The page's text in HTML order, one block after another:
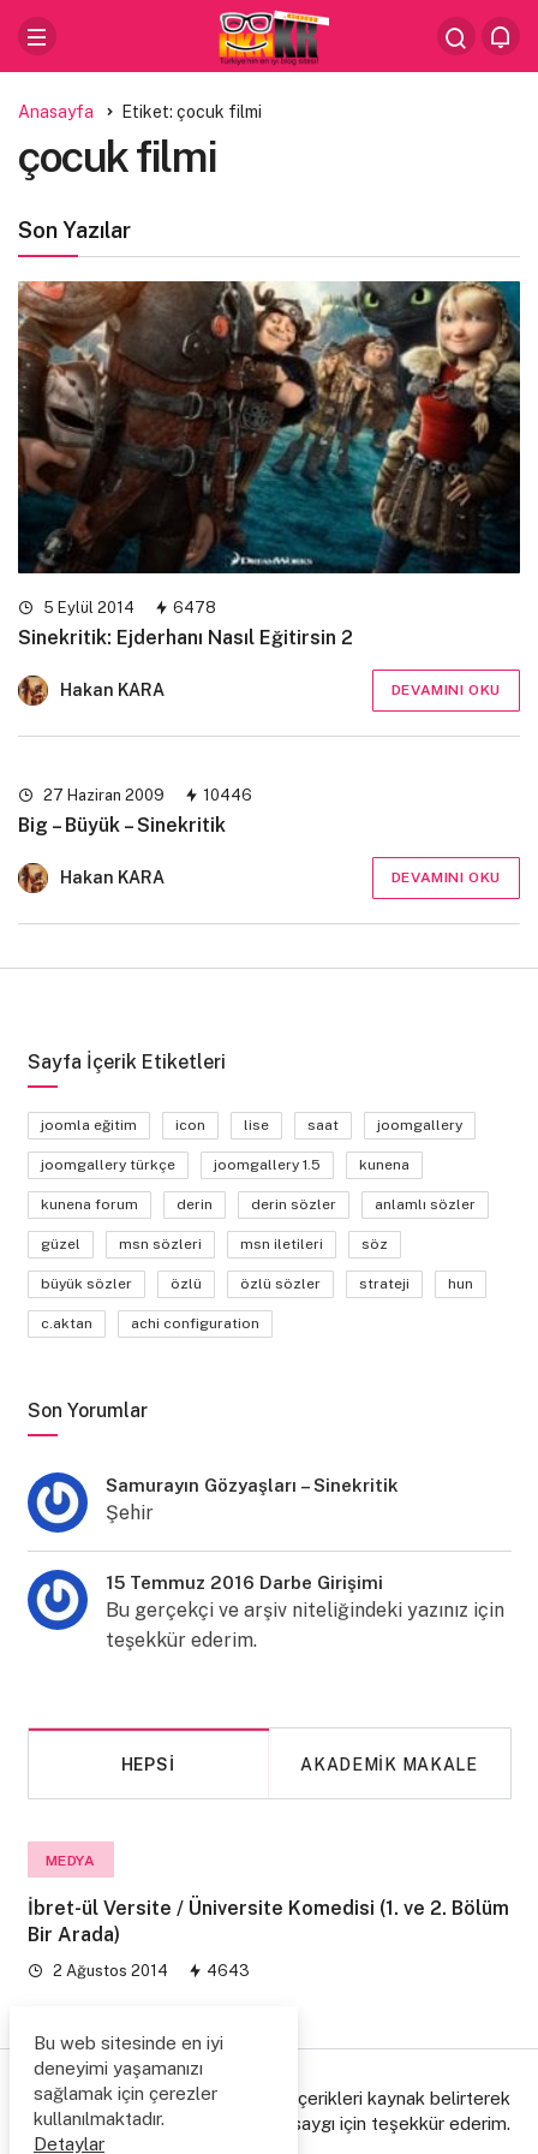
Anasayfa Etiket: çocuk filmi
çocuk filmi
Son Yazılar
5 Eylül 2014 6478
Sinekritik: Ejderhanı Nasıl Eğitirsin 2
Hakan KARA DEVAMINI OKU
27 Haziran 2009 10446
Big – Büyük – Sinekritik
Hakan KARA DEVAMINI OKU
Sayfa İçerik Etiketleri
joomla eğitim icon lise saat joomgallery
joomgallery türkçe joomgallery 1.5 kunena
kunena forum derin derin sözler anlamlı sözler
güzel msn sözleri msn iletileri söz
büyük sözler özlü özlü sözler strateji hun
c.aktan achi configuration
Son Yorumlar
Samurayın Gözyaşları – Sinekritik
Şehir
15 Temmuz 2016 Darbe Girişimi
Bu gerçekçi ve arşiv niteliğindeki yazınız için
teşekkür ederim.
HEPSI AKADEMIK MAKALE
MEDYA
İbret-ül Versite / Üniversite Komedisi (1. ve 2. Bölüm
Bir Arada)
2 Ağustos 2014 4643
© Copyright 2006/2026. Lütfen içerikleri kaynak belirterek
paylaşınız, emeğe gösterdiğiniz saygı için teşekkür ederim.
Bu web sitesinde en iyi
deneyimi yaşamanızı
sağlamak için çerezler
kullanılmaktadır.
Detaylar